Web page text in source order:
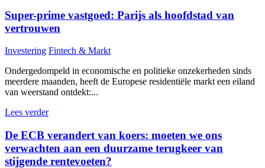
Super-prime vastgoed: Parijs als hoofdstad van
vertrouwen
Investering Fintech & Markt
Ondergedompeld in economische en politieke onzekerheden sinds
meerdere maanden, heeft de Europese residentiële markt een eiland
van weerstand ontdekt:...
Lees verder
De ECB verandert van koers: moeten we ons
verwachten aan een duurzame terugkeer van
stijgende rentevoeten?